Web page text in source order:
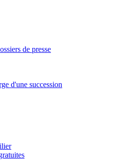
de presse
d'une succession